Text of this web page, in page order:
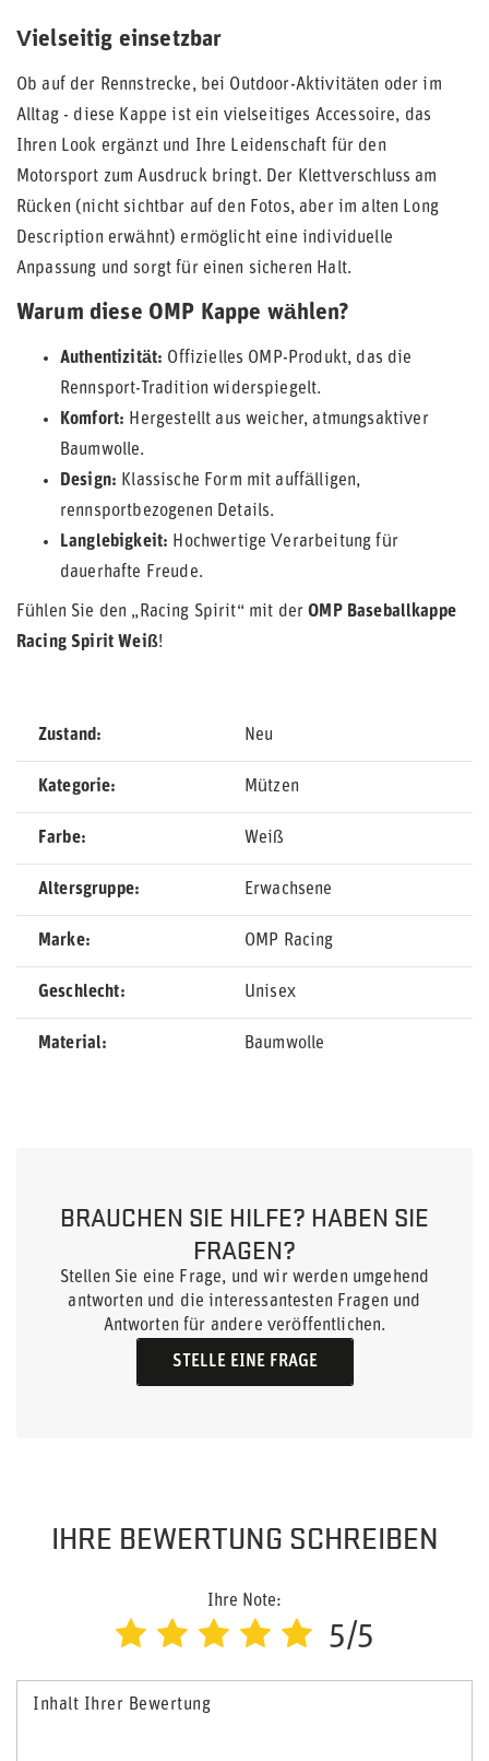
Vielseitig einsetzbar
Ob auf der Rennstrecke, bei Outdoor-Aktivitäten oder im
Alltag - diese Kappe ist ein vielseitiges Accessoire, das
Ihren Look ergänzt und Ihre Leidenschaft für den
Motorsport zum Ausdruck bringt. Der Klettverschluss am
Rücken (nicht sichtbar auf den Fotos, aber im alten Long
Description erwähnt) ermöglicht eine individuelle
Anpassung und sorgt für einen sicheren Halt.
Warum diese OMP Kappe wählen?
Authentizität: Offizielles OMP-Produkt, das die
Rennsport-Tradition widerspiegelt.
Komfort: Hergestellt aus weicher, atmungsaktiver
Baumwolle.
Design: Klassische Form mit auffälligen,
rennsportbezogenen Details.
Langlebigkeit: Hochwertige Verarbeitung für
dauerhafte Freude.
Fühlen Sie den „Racing Spirit“ mit derOMP Baseballkappe
Racing Spirit Weiß!
Zustand Neu
Kategorie Mützen
Farbe Weiß
Altersgruppe Erwachsene
Marke OMP Racing
Geschlecht Unisex
Material Baumwolle
BRAUCHEN SIE HILFE? HABEN SIE
FRAGEN?
Stellen Sie eine Frage, und wir werden umgehend
antworten und die interessantesten Fragen und
Antworten für andere veröffentlichen.
STELLE EINE FRAGE
IHRE BEWERTUNG SCHREIBEN
Ihre Note:
5/5
Inhalt Ihrer Bewertung